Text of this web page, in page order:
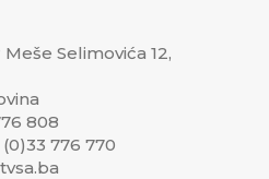
Selimovića 12,
808
776 770